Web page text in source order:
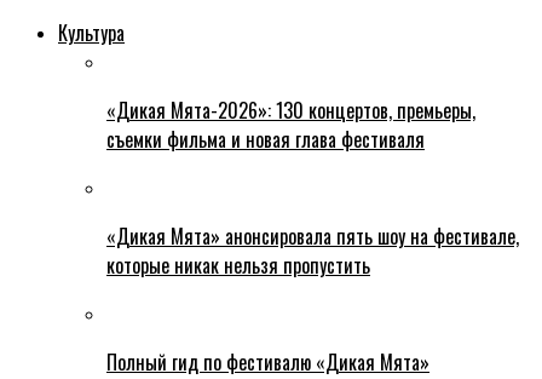
Культура
«Дикая Мята-2026»: 130 концертов, премьеры,
съемки фильма и новая глава фестиваля
«Дикая Мята» анонсировала пять шоу на фестивале,
которые никак нельзя пропустить
Полный гид по фестивалю «Дикая Мята»